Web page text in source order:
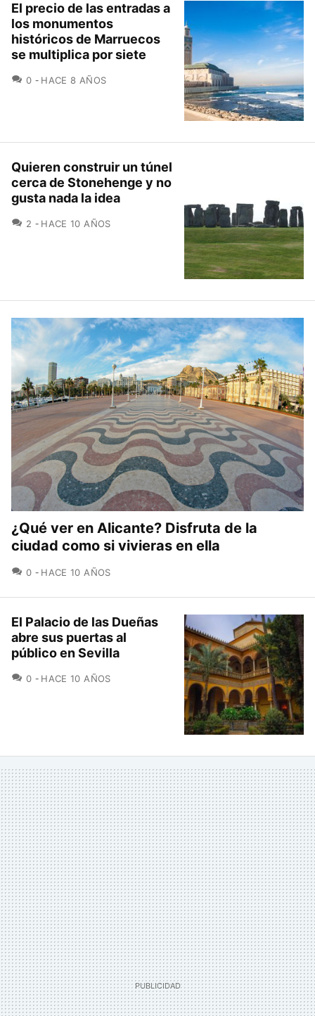
El precio de las entradas a
los monumentos
históricos de Marruecos
se multiplica por siete
0 COMENTARIOS
HACE 8 AÑOS
Quieren construir un túnel
cerca de Stonehenge y no
gusta nada la idea
2 COMENTARIOS
HACE 10 AÑOS
¿Qué ver en Alicante? Disfruta de la
ciudad como si vivieras en ella
0 COMENTARIOS
HACE 10 AÑOS
El Palacio de las Dueñas
abre sus puertas al
público en Sevilla
0 COMENTARIOS
HACE 10 AÑOS